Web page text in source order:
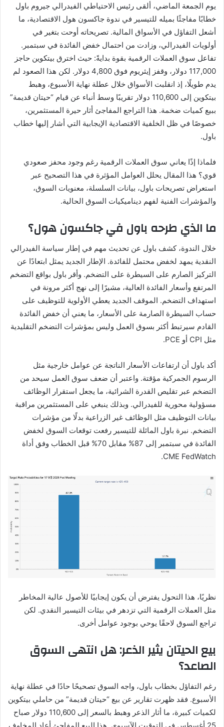
يوم الجمعة الماضي، ألقى رئيس الاحتياطي الفيدرالي جيروم باول
خطابًا مفاجئًا بميله للتيسير في ندوة جاكسون هول الاقتصادية، ما
أشعل التفاؤل في الأسواق المالية. تصريحاته أوحت بتغير في
أولويات الفيدرالي، وزادت من احتمال خفض الفائدة في سبتمبر.
تفاعل سوق العملات الرقمية بقوة بدايةً: حيث اخترق بيتكوين حاجز
117,000 دولار، وقفز إيثريوم فوق 4,800 دولار. لكن هذا الصعود لم
يدم طويلًا، إذ انقلبت الأسواق خلال عطلة نهاية الأسبوع، وهبط
بيتكوين إلى 110,600 دولار تقريبًا وسط أنباء عن قيام “حيتان قديمة”
ببيع كميات ضخمة. هذا التراجع المفاجئ أثار حيرة المستثمرين،
خصوصًا في ظل الخلفية الاقتصادية الإيجابية التي أشار إليها خطاب
باول.
فلماذا إذًا يعاني سوق العملات الرقمية رغم وجود محفز صعودي
قوي؟ هذا المقال يحلل العوامل المؤثرة في هذا التصحيح عبر
استعراض تصريحات باول، بيانات السلسلة، معنويات السوق،
والمؤشرات الفنية لفهم ديناميكيات السوق الحالية.
ما الذي طرحه باول في جاكسون هول؟
خلال الندوة، كشف باول عن تحديث مهم في إطار سياسة الفيدرالي
النقدية يمهد لخفض محتمل للفائدة. الإطار الجديد يمثل ابتعادًا عن
التركيز الصارم على السيطرة على التضخم. وأقر باول بواقع التضخم
المرتفع وأسعار الفائدة العالية، مشيرًا إلى نهج أكثر مرونة في
استهداف التضخم. الموقف الجديد يعطي الأولوية للتوظيف على
حساب السيطرة الصارمة على الأسعار، ما يعني أن خفض الفائدة
القادم سيرتبط أكثر بسوق العمل وليس بمؤشرات التضخم التقليدية
مثل CPI أو PCE.
أكد باول أن ارتفاعات الأسعار الناتجة عن عوامل خارجية مثل
الرسوم الجمركية مؤقتة. واعتبر أن ضعف سوق العمل سيحد من
التضخم عبر تقليص القدرة الشرائية، ما يجعل استقرار الوظائف
مسؤولية محورية للفيدرالي. وبذلك ينبغي على المستثمرين مراقبة
بيانات التوظيف مثل الوظائف غير الزراعية بدلًا من مؤشرات
التضخم. نبرة باول المائلة للتيسير رفعت توقعات السوق لخفض
الفائدة في سبتمبر إلى 87% مقابل 70% قبل الخطاب وفق أداة
CME FedWatch.
نظريًا، هذا التحول يفترض أن يكون إيجابيًا للأصول عالية المخاطر
مثل العملات الرقمية التي تزدهر في بيئات التيسير النقدي. لكن
تراجع السوق لاحقًا يوحي بوجود عوامل أخرى.
بيع الحيتان يثير الذعر: هل انتهى السوق
الصاعد؟
رغم التفاؤل بخطاب باول، واجه السوق تصحيحًا حادًا في عطلة نهاية
الأسبوع. فقد ظهرت تقارير عن بيع “حيتان قديمة” من حاملي بيتكوين
لكميات كبيرة، ما أثار الذعر وهبط بالسعر إلى 110,600 دولار صباح